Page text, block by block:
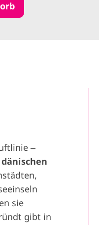
‒
dänischen
sie
gibt in